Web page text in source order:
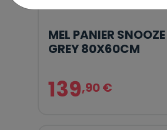
MEL PANIER
GREY 80X60CM
139,90 €